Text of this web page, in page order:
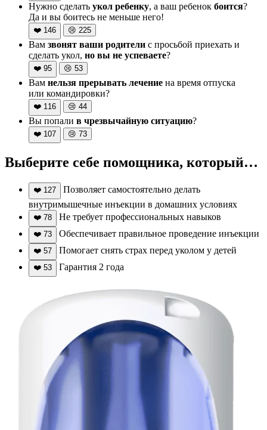
Нужно сделать укол ребенку, а ваш ребенок боится?
Да и вы боитесь не меньше него!
❤️ 146 😢 225
Вам звонят ваши родители с просьбой приехать и
сделать укол, но вы не успеваете?
❤️ 95 😢 53
Вам нельзя прерывать лечение на время отпуска
или командировки?
❤️ 116 😢 44
Вы попали в чрезвычайную ситуацию?
❤️ 107 😢 73
Выберите себе помощника, который…
❤️ 127
Позволяет самостоятельно делать
внутримышечные инъекции в домашних условиях
❤️ 78 Не требует профессиональных навыков
❤️ 73 Обеспечивает правильное проведение инъекции
❤️ 57 Помогает снять страх перед уколом у детей
❤️ 53 Гарантия 2 года